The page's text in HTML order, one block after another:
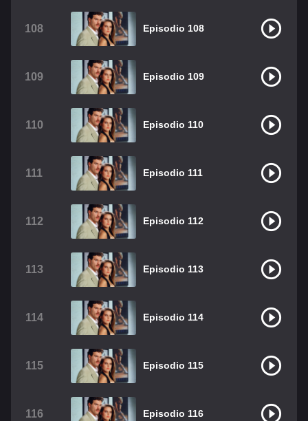
108 Episodio 108
109 Episodio 109
110 Episodio 110
111 Episodio 111
112 Episodio 112
113 Episodio 113
114 Episodio 114
115 Episodio 115
116 Episodio 116